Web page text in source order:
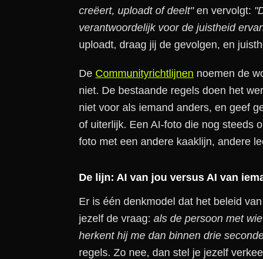
creëert, uploadt of deelt"en vervolgt:
verantwoordelijk voor de juistheid
uploadt, draag jij de gevolgen, en
De Communityrichtlijnen noemen de
niet. De bestaande regels doen het
niet voor als iemand anders, en geef
of uiterlijk. Een AI-foto die nog steeds
foto met een andere kaaklijn, andere
De lijn: AI van jou versus AI van
Er is één denkmodel dat het beleid
jezelf de vraag: als de persoon met
herkent hij me dan binnen drie
regels. Zo nee, dan stel je jezelf